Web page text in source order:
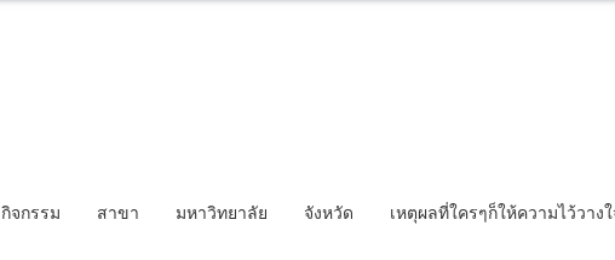
กิจกรรม สาขา มหาวิทยาลัย จังหวัด เหตุผลที่ใครๆก็ให้ความไว้วางใ